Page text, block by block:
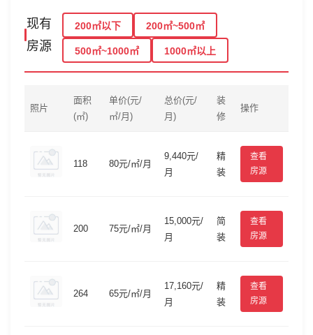
现有
房源
200㎡以下 200㎡~500㎡
500㎡~1000㎡ 1000㎡以上
照片
面积
(㎡)
单价(元/
㎡/月)
总价(元/
月)
装
修
操作
118 80元/㎡/月
9,440元/
月
精
装
查看
房源
200 75元/㎡/月
15,000元/
月
简
装
查看
房源
264 65元/㎡/月
17,160元/
月
精
装
查看
房源